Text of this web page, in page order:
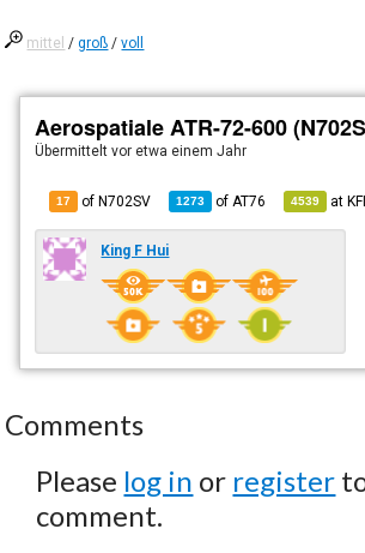
mittel /groß /voll
Aerospatiale ATR-72-600
Übermitteltvor etwa einem Jahr
17 of N702SV 1273 of AT76 4539 at
King F Hui
Comments
Please log in or register
comment.